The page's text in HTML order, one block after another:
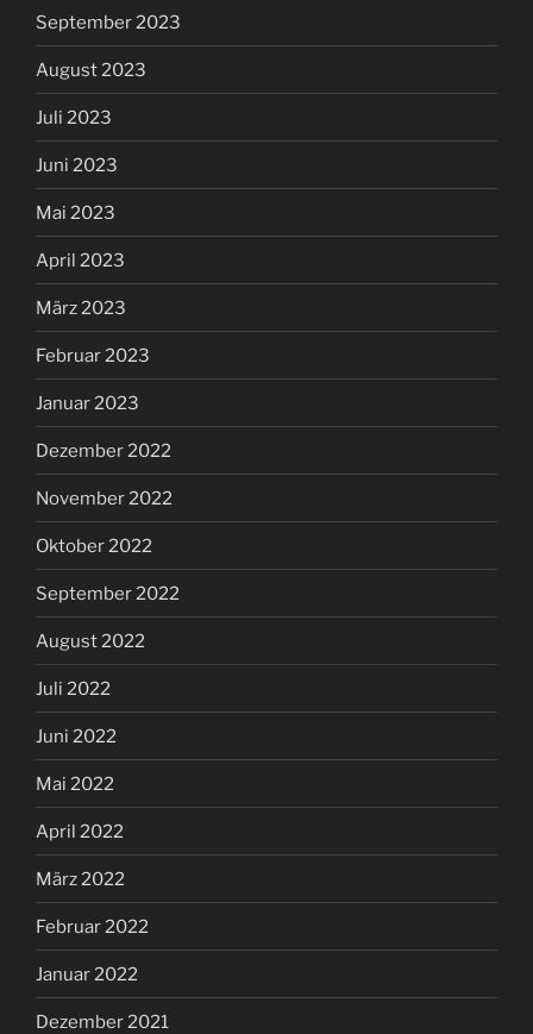
September 2023
August 2023
Juli 2023
Juni 2023
Mai 2023
April 2023
März 2023
Februar 2023
Januar 2023
Dezember 2022
November 2022
Oktober 2022
September 2022
August 2022
Juli 2022
Juni 2022
Mai 2022
April 2022
März 2022
Februar 2022
Januar 2022
Dezember 2021